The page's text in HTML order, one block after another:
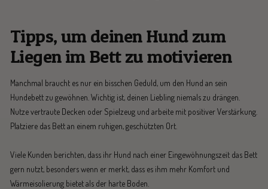
Tipps, um deinen Hund zum
Liegen im Bett zu motivieren
Manchmal braucht es nur ein bisschen Geduld, um den Hund an sein
Hundebett zu gewöhnen. Wichtig ist, deinen Liebling niemals zu drängen.
Nutze vertraute Decken oder Spielzeug und arbeite mit positiver Verstärkung.
Platziere das Bett an einem ruhigen, geschützten Ort.
Viele Kunden berichten, dass ihr Hund nach einer Eingewöhnungszeit das Bett
gern nutzt, besonders wenn er merkt, dass es ihm mehr Komfort und
Wärmeisolierung bietet als der harte Boden.